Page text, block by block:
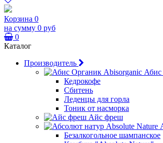
Корзина 0
на сумму 0 руб
0
Каталог
Производитель
Абис
Кедрокофе
Сбитень
Леденцы для горла
Тоник от насморка
Айс фреш
Безалкогольное шампанское